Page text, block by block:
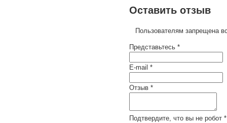
Оставить отзыв
Пользователям запрещена
Представьтесь *
E-mail *
Отзыв *
Подтвердите, что вы не робот *